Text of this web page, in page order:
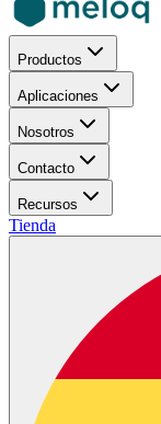
Productos
Aplicaciones
Nosotros
Contacto
Recursos
Tienda